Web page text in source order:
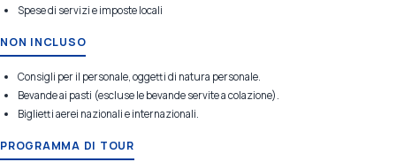
Spese di servizi e imposte locali
NON INCLUSO
Consigli per il personale, oggetti di natura personale.
Bevande ai pasti (escluse le bevande servite a colazione).
Biglietti aerei nazionali e internazionali.
PROGRAMMA DI TOUR